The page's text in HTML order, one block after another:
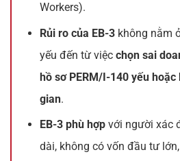
Workers).
Rủi ro của EB-3 không nằm
yếu đến từ việcchọn sai
hồ sơ PERM/I-140 yếu
gian.
EB-3 phù hợp với người xác
dài, không có vốn đầu tư